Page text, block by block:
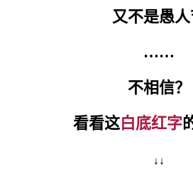
又不是愚
……
不相信？
看看这白底红字
↓↓